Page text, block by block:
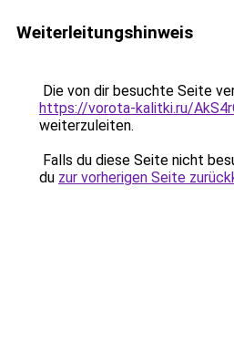
Weiterleitungshinweis
Die von dir besuchte Seite
https://vorota-kalitki.ru/
weiterzuleiten.
Falls du diese Seite nicht
du zur vorherigen Seite